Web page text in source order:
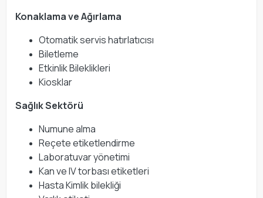
Konaklama ve Ağırlama
Otomatik servis hatırlatıcısı
Biletleme
Etkinlik Bileklikleri
Kiosklar
Sağlık Sektörü
Numune alma
Reçete etiketlendirme
Laboratuvar yönetimi
Kan ve IV torbası etiketleri
Hasta Kimlik bilekliği